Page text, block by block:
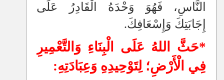
النَّاسِ، فَهُوَ وَحْدَهُ الْقَادِرُ عَلَى
إِجَابَتِكَ وَإِسْعَافِكَ.
*حَثَّ اللهُ عَلَى الْبِنَاءِ وَالتَّعْمِيرِ
فِي الْأَرْضِ؛ لِتَوْحِيدِهِ وَعِبَادَتِهِ: